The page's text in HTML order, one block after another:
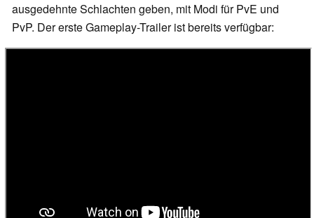
ausgedehnte Schlachten geben, mit Modi für PvE und
PvP. Der erste Gameplay-Trailer ist bereits verfügbar: